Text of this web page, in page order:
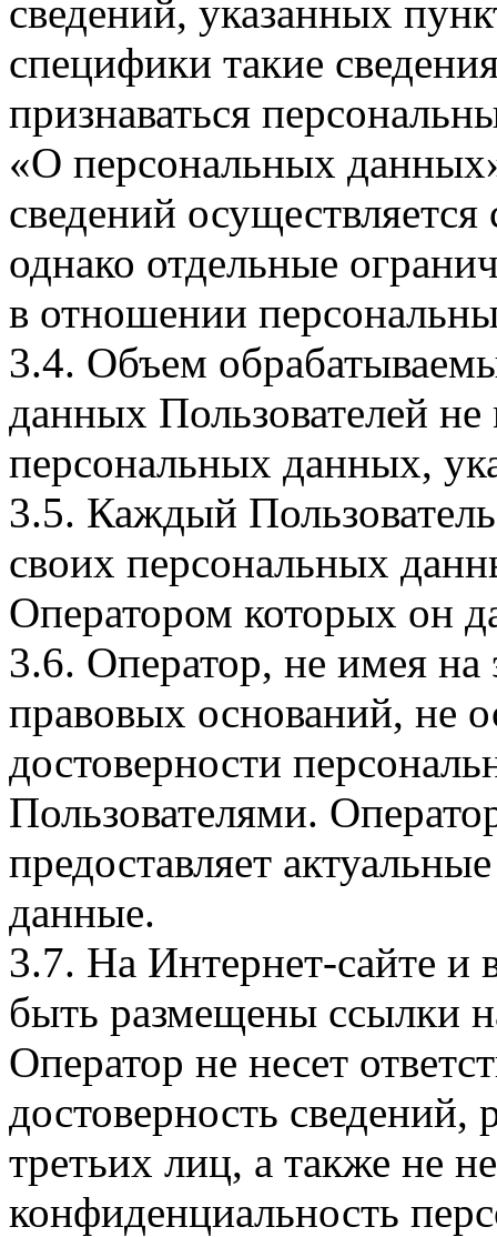
сведений, указанных
специфики такие
признаваться
«О персональных
сведений
однако отдельные
в отношении
3.4. Объем
данных Пользователей
персональных данных,
3.5. Каждый
своих персональных
Оператором которых он
3.6. Оператор, не имея
правовых оснований, не
достоверности
Пользователями.
предоставляет
данные.
3.7. На Интернет-сайте
быть размещены ссылки
Оператор не несет
достоверность
третьих лиц, а также не
конфиденциальность